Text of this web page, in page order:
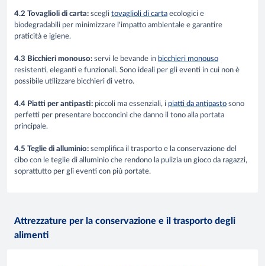
4.2 Tovaglioli di carta: scegli tovaglioli di carta ecologici e
biodegradabili per minimizzare l'impatto ambientale e garantire
praticità e igiene.
4.3 Bicchieri monouso: servi le bevande in bicchieri monouso
resistenti, eleganti e funzionali. Sono ideali per gli eventi in cui non è
possibile utilizzare bicchieri di vetro.
4.4 Piatti per antipasti: piccoli ma essenziali, i piatti da antipasto sono
perfetti per presentare bocconcini che danno il tono alla portata
principale.
4.5 Teglie di alluminio: semplifica il trasporto e la conservazione del
cibo con le teglie di alluminio che rendono la pulizia un gioco da ragazzi,
soprattutto per gli eventi con più portate.
Attrezzature per la conservazione e il trasporto degli
alimenti